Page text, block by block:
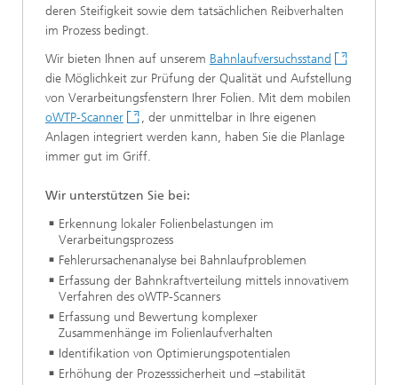
deren Steifigkeit sowie dem tatsächlichen Reibverhalten
im Prozess bedingt.
Wir bieten Ihnen auf unserem Bahnlaufversuchsstand
die Möglichkeit zur Prüfung der Qualität und Aufstellung
von Verarbeitungsfenstern Ihrer Folien. Mit dem mobilen
oWTP-Scanner
, der unmittelbar in Ihre eigenen
Anlagen integriert werden kann, haben Sie die Planlage
immer gut im Griff.
Wir unterstützen Sie bei:
Erkennung lokaler Folienbelastungen im
Verarbeitungsprozess
Fehlerursachenanalyse bei Bahnlaufproblemen
Erfassung der Bahnkraftverteilung mittels innovativem
Verfahren des oWTP-Scanners
Erfassung und Bewertung komplexer
Zusammenhänge im Folienlaufverhalten
Identifikation von Optimierungspotentialen
Erhöhung der Prozesssicherheit und –stabilität